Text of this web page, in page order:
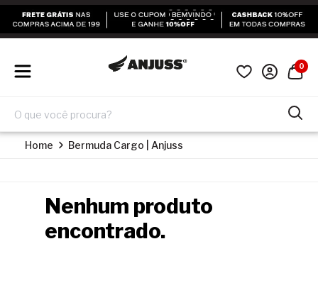
0
Home Bermuda Cargo | Anjuss
Nenhum produto
encontrado.